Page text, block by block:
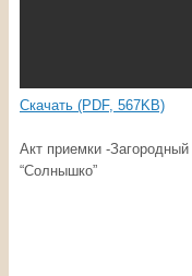
Скачать (PDF, 567KB)
Акт приемки -
“Солнышко”